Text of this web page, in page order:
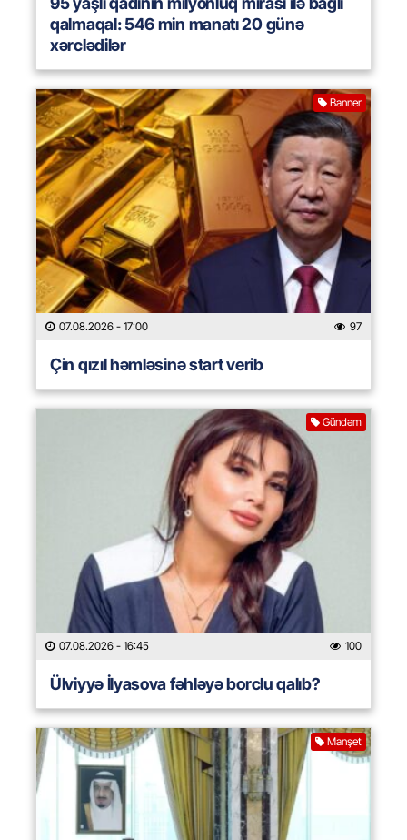
qalmaqal: 546 min manatı 20 günə
xərclədilər
Banner
07.08.2026 - 17:00 97
Çin qızıl həmləsinə start verib
Gündəm
07.08.2026 - 16:45 100
Ülviyyə İlyasova fəhləyə borclu qalıb?
Manşet